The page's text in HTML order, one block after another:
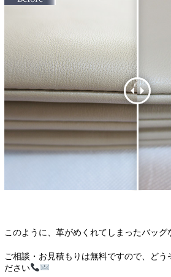
このように、革がめくれてしまったバッグ
ご相談・お見積もりは無料ですので、どう
ださい